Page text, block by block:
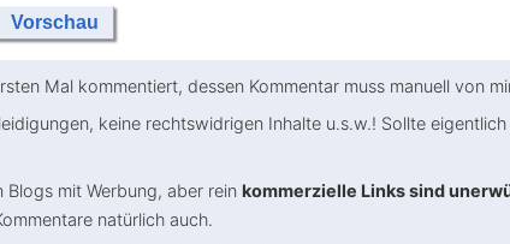
Mal kommentiert, dessen Kommentar muss manuell von
keine rechtswidrigen Inhalte u.s.w.! Sollte
Blogs mit Werbung, aber rein kommerzielle Links sind
natürlich auch.